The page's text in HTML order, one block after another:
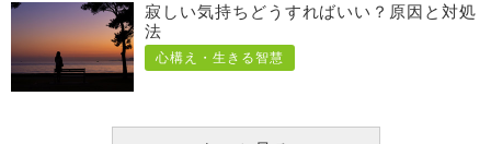
寂しい気持ちどうすればいい？原因と対処
法
心構え・生きる智慧